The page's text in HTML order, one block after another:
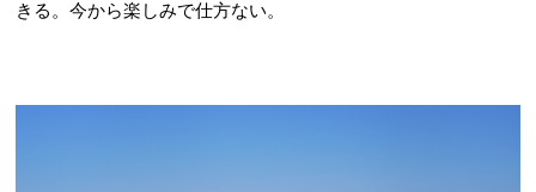
きる。今から楽しみで仕方ない。